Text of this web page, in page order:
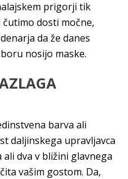
prigorji tik
dosti močne,
da že danes
nosijo maske.
barva ali
daljinskega upravljavca
dva v bližini glavnega
vašim gostom. Da,